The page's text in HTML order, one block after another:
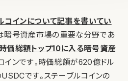
コインについて記事を書いてい
暗号資産市場の重要な分野であ
時価総額トップ10に入る暗号資産
インです。時価総額が620億ドル
です。ステーブルコインの